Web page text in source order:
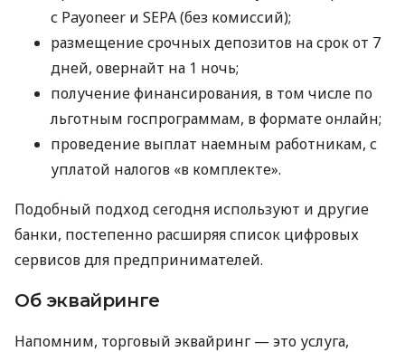
с Payoneer и SEPA (без комиссий);
размещение срочных депозитов на срок от 7
дней, овернайт на 1 ночь;
получение финансирования, в том числе по
льготным госпрограммам, в формате онлайн;
проведение выплат наемным работникам, с
уплатой налогов «в комплекте».
Подобный подход сегодня используют и другие
банки, постепенно расширяя список цифровых
сервисов для предпринимателей.
Об эквайринге
Напомним, торговый эквайринг — это услуга,